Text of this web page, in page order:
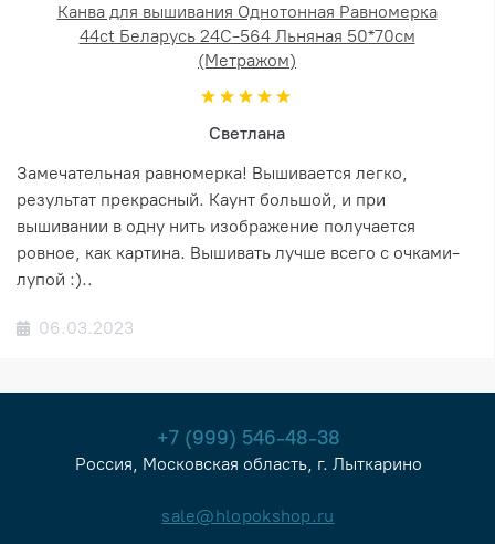
Канва для вышивания Однотонная Равномерка
44ct Беларусь 24С-564 Льняная 50*70см
(Метражом)
Светлана
Замечательная равномерка! Вышивается легко,
результат прекрасный. Каунт большой, и при
вышивании в одну нить изображение получается
ровное, как картина. Вышивать лучше всего с очками-
лупой :)..
06.03.2023
+7 (999) 546-48-38
Россия, Московская область, г. Лыткарино
sale@hlopokshop.ru